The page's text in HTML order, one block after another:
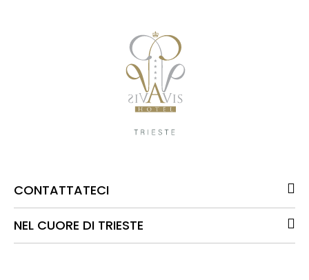
CONTATTATECI
NEL CUORE DI TRIESTE